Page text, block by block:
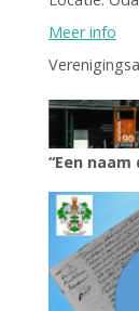
Meer info
“Een